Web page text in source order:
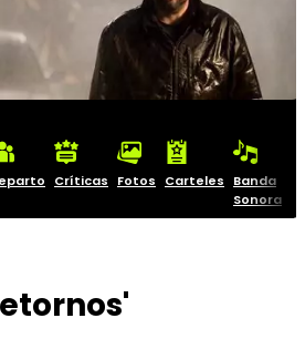
Críticas Fotos Carteles
Banda
Sonora